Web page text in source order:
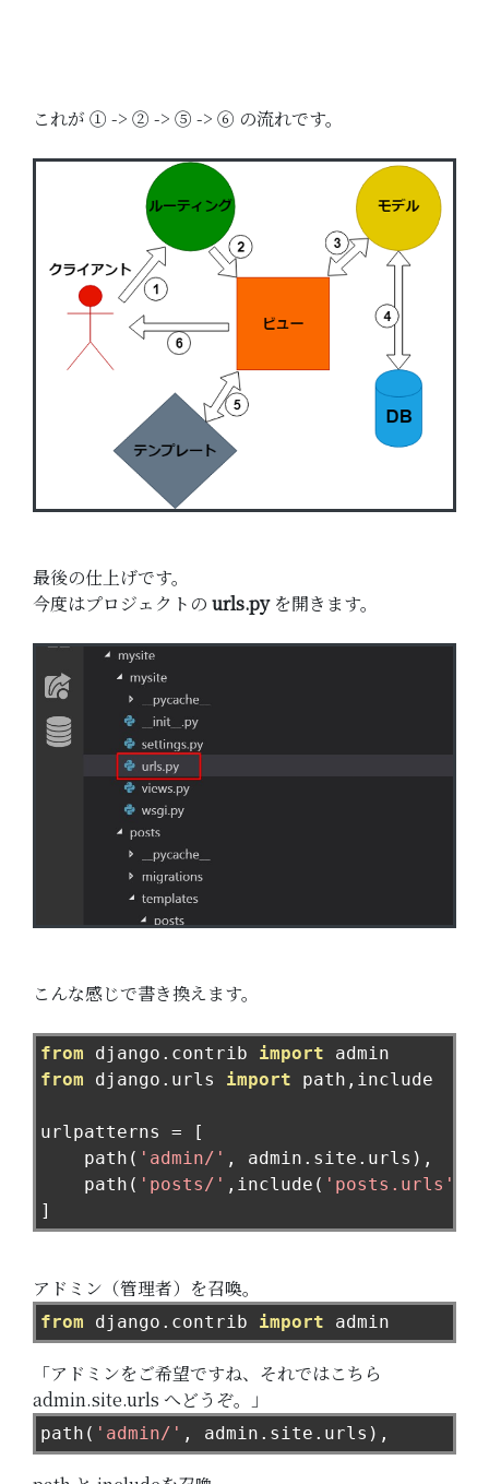
これが ➀ -> ➁ -> ➄ -> ➅ の流れです。
最後の仕上げです。
今度はプロジェクトの urls.pyを開きます。
こんな感じで書き換えます。
from django . contrib import
from django . urls import path , include
urlpatterns =
[
    path
( 'admin/' , admin . site . urls ),
    path
( 'posts/' , include ( 'posts.urls'
]
アドミン（管理者）を召喚。
from django . contrib import admin
「アドミンをご希望ですね、それではこちら
admin.site.urls へどうぞ。」
path ( 'admin/' , admin . site . urls ),